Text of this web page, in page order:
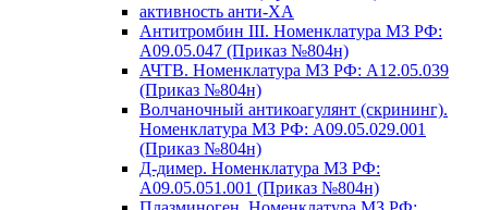
активность анти-ХА
Антитромбин III. Номенклатура МЗ РФ:
A09.05.047 (Приказ №804н)
АЧТВ. Номенклатура МЗ РФ: A12.05.039
(Приказ №804н)
Волчаночный антикоагулянт (скрининг).
Номенклатура МЗ РФ: A09.05.029.001
(Приказ №804н)
Д-димер. Номенклатура МЗ РФ:
A09.05.051.001 (Приказ №804н)